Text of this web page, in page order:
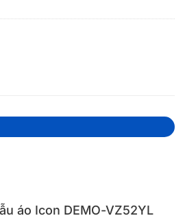
áo Icon DEMO-VZ52YL